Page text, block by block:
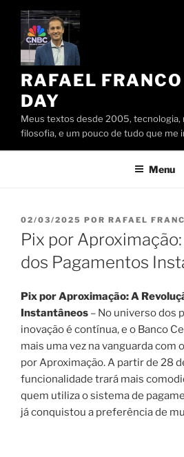
Pular
conteúdo
RAFAEL
DAY
Meus textos desde 2005, tecnologia,
filosofia, e um pouco de tudo que me
Menu
PUBLICADO
EM
02/03/2025 POR RAFAEL
Pix por
dos Pagamentos
Pix por Aproximação: A
Instantâneos – No universo dos
inovação é contínua, e o Banco
mais uma vez na vanguarda com
por Aproximação. A partir de 28
funcionalidade trará mais
quem utiliza o sistema de
já conquistou a preferência de